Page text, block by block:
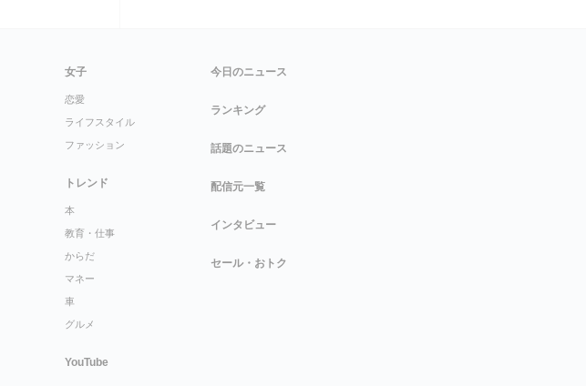
女子
恋愛
ライフスタイル
ファッション
トレンド
本
教育・仕事
からだ
マネー
車
グルメ
YouTube
今日のニュース
ランキング
話題のニュース
配信元一覧
インタビュー
セール・おトク